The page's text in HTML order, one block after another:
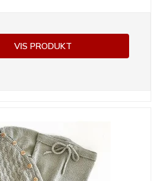
VIS PRODUKT